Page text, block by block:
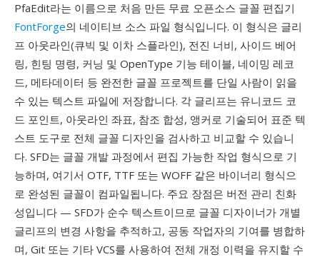
PfaEdit라는 이름으로 처음 만든 무료 오픈소스 글꼴 편집기
FontForge의 네이티브 소스 파일 형식입니다. 이 형식은 글리
프 아웃라인(큐빅 및 이차 스플라인), 전진 너비, 사이드 베어
링, 힌팅 명령, 커닝 및 OpenType 기능 테이블, 네이밍 레코
드, 메타데이터 등 완전한 글꼴 프로젝트를 단일 사람이 읽을
수 있는 텍스트 파일에 저장합니다. 각 글리프는 유니코드 코
드 포인트, 아웃라인 좌표, 참조 합성, 앵커로 기술되어 표준 텍
스트 도구로 전체 글꼴 디자인을 검사하고 비교할 수 있습니
다. SFD는 글꼴 개발 과정에서 편집 가능한 작업 형식으로 기
능하며, 여기서 OTF, TTF 또는 WOFF 같은 바이너리 형식으
로 완성된 글꼴이 컴파일됩니다. 주요 장점은 버전 관리 친화
성입니다 — SFD가 순수 텍스트이므로 글꼴 디자이너가 개별
글리프의 변경 사항을 추적하고, 공동 작업자의 기여를 병합하
며, Git 또는 기타 VCS를 사용하여 전체 개정 이력을 유지할 수